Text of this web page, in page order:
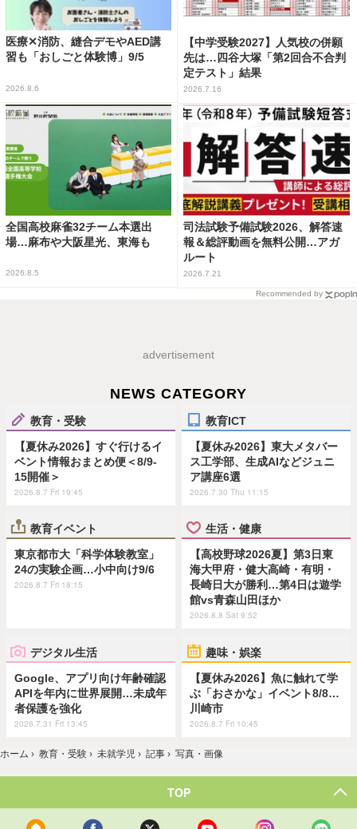
医療✕消防、縫合デモやAED講
習も「おしごと体験博」9/5
2026.8.6
【中学受験2027】人気校の併願
先は…四谷大塚「第2回合不合判
定テスト」結果
2026.7.16
全国高校麻雀32チーム本選出
場…麻布や大阪星光、東海も
2026.8.5
司法試験予備試験2026、解答速
報＆総評動画を無料公開…アガ
ルート
2026.7.21
Recommended by
advertisement
NEWS CATEGORY
教育・受験
【夏休み2026】すぐ行けるイ
ベント情報おまとめ便＜8/9-
15開催＞
2026.8.7 Fri 19:45
教育ICT
【夏休み2026】東大メタバー
ス工学部、生成AIなどジュニ
ア講座6選
2026.7.30 Thu 11:15
教育イベント
東京都市大「科学体験教室」
24の実験企画…小中向け9/6
2026.8.7 Fri 18:15
生活・健康
【高校野球2026夏】第3日東
海大甲府・健大高崎・有明・
長崎日大が勝利…第4日は遊学
館vs青森山田ほか
2026.8.8 Sat 9:52
デジタル生活
Google、アプリ向け年齢確認
APIを年内に世界展開…未成年
者保護を強化
2026.7.31 Fri 13:45
趣味・娯楽
【夏休み2026】魚に触れて学
ぶ「おさかな」イベント8/8…
川崎市
2026.8.7 Fri 10:45
ホーム › 教育・受験 › 未就学児 › 記事 › 写真・画像
TOP